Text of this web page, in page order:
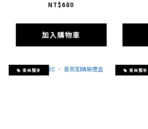
NT$680
加入購物車
會員獨享 會員獨享